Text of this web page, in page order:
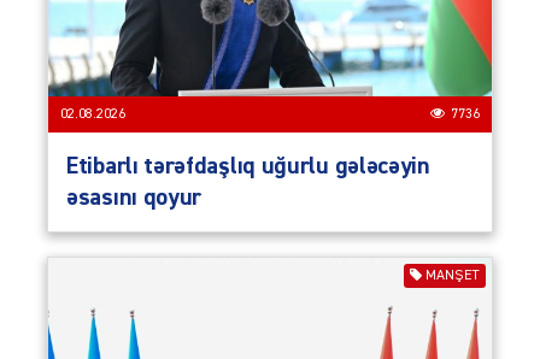
02.08.2026 7736
Etibarlı tərəfdaşlıq uğurlu gələcəyin
əsasını qoyur
MANŞET